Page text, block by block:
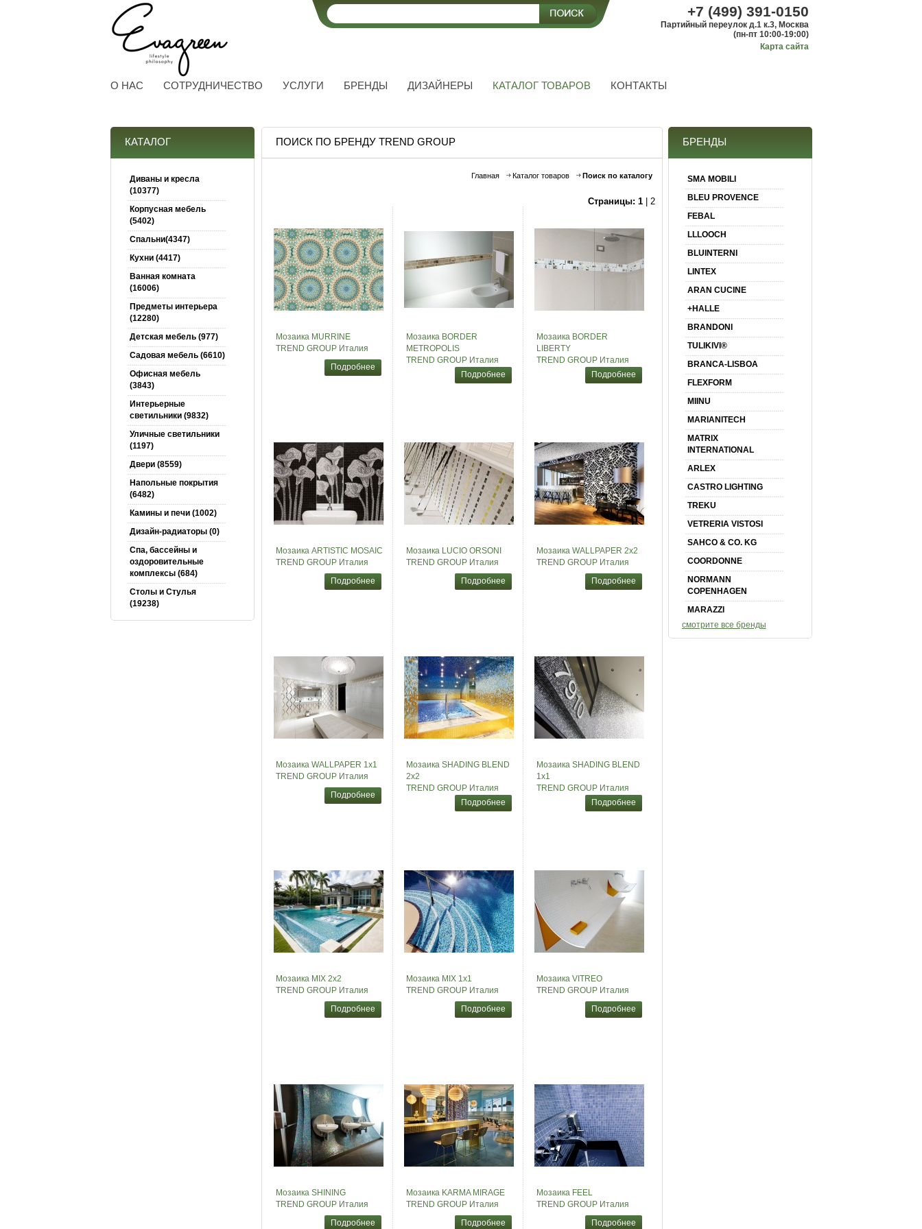
О НАС СОТРУДНИЧЕСТВО УСЛУГИ БРЕНДЫ ДИЗАЙНЕРЫ КАТАЛОГ ТОВАРОВ КОНТАКТЫ
+7 (499) 391-0150
Партийный переулок д.1 к.3, Москва
(пн-пт 10:00-19:00)
Карта сайта
КАТАЛОГ
Диваны и кресла
(10377)
Корпусная мебель
(5402)
Спальни(4347)
Кухни (4417)
Ванная комната
(16006)
Предметы интерьера
(12280)
Детская мебель (977)
Садовая мебель (6610)
Офисная мебель
(3843)
Интерьерные
светильники (9832)
Уличные светильники
(1197)
Двери (8559)
Напольные покрытия
(6482)
Камины и печи (1002)
Дизайн-радиаторы (0)
Спа, бассейны и
оздоровительные
комплексы (684)
Столы и Cтулья
(19238)
ПОИСК ПО БРЕНДУ TREND GROUP
Главная Каталог товаров Поиск по каталогу
Страницы: 1| 2
Мозаика MURRINE
TREND GROUP Италия
Подробнее
Мозаика BORDER
METROPOLIS
TREND GROUP Италия
Подробнее
Мозаика BORDER
LIBERTY
TREND GROUP Италия
Подробнее
Мозаика ARTISTIC MOSAIC
TREND GROUP Италия
Подробнее
Мозаика LUCIO ORSONI
TREND GROUP Италия
Подробнее
Мозаика WALLPAPER 2x2
TREND GROUP Италия
Подробнее
Мозаика WALLPAPER 1x1
TREND GROUP Италия
Подробнее
Мозаика SHADING BLEND
2x2
TREND GROUP Италия
Подробнее
Мозаика SHADING BLEND
1x1
TREND GROUP Италия
Подробнее
Мозаика MIX 2x2
TREND GROUP Италия
Подробнее
Мозаика MIX 1x1
TREND GROUP Италия
Подробнее
Мозаика VITREO
TREND GROUP Италия
Подробнее
Мозаика SHINING
TREND GROUP Италия
Подробнее
Мозаика KARMA MIRAGE
TREND GROUP Италия
Подробнее
Мозаика FEEL
TREND GROUP Италия
Подробнее
БРЕНДЫ
SMA MOBILI
BLEU PROVENCE
FEBAL
LLLOOCH
BLUINTERNI
LINTEX
ARAN CUCINE
+HALLE
BRANDONI
TULIKIVI®
BRANCA-LISBOA
FLEXFORM
MIINU
MARIANITECH
MATRIX
INTERNATIONAL
ARLEX
CASTRO LIGHTING
TREKU
VETRERIA VISTOSI
SAHCO & CO. KG
COORDONNE
NORMANN
COPENHAGEN
MARAZZI
смотрите все бренды